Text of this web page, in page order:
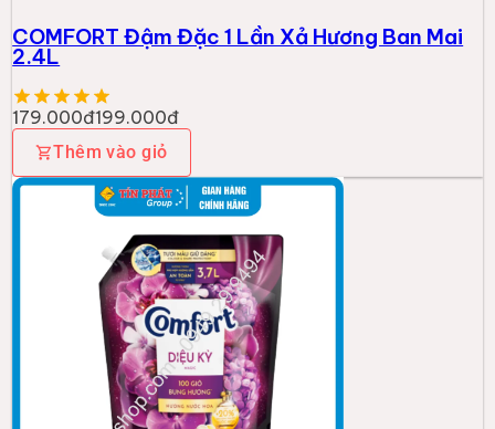
COMFORT Đậm Đặc 1 Lần Xả Hương Ban Mai
2.4L
179.000đ199.000đ
Thêm vào giỏ